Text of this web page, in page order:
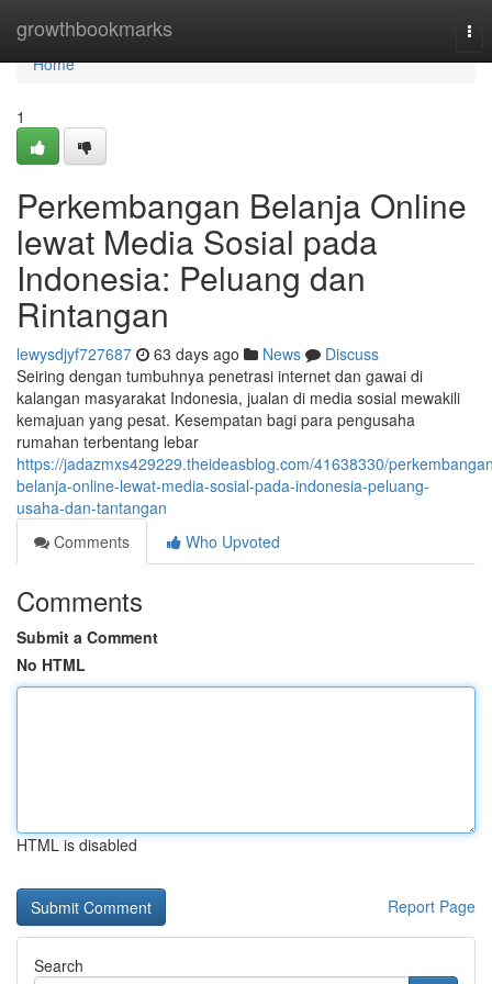
growthbookmarks
Home
Home
1
Perkembangan Belanja Online
lewat Media Sosial pada
Indonesia: Peluang dan
Rintangan
lewysdjyf727687 63 days ago News
Discuss
Seiring dengan tumbuhnya penetrasi internet dan gawai di
kalangan masyarakat Indonesia, jualan di media sosial mewakili
kemajuan yang pesat. Kesempatan bagi para pengusaha
rumahan terbentang lebar
https://jadazmxs429229.theideasblog.com/41638330/
belanja-online-lewat-media-sosial-pada-indonesia-peluang-
usaha-dan-tantangan
Comments
Who Upvoted
Comments
Submit a Comment
No HTML
HTML is disabled
Report Page
Search